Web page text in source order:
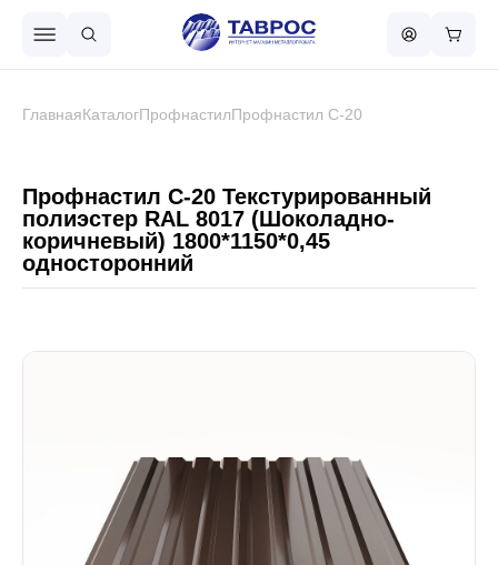
Металлочерепица
Сваи винтовые
Забор
ГлавнаяКаталогПрофнастилПрофнастил С-20
Профнастил С-20 Текстурированный
полиэстер RAL 8017 (Шоколадно-
коричневый) 1800*1150*0,45
односторонний